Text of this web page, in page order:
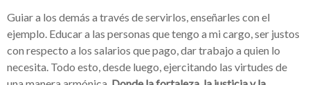
Guiar a los demás a través de servirlos, enseñarles con el
ejemplo. Educar a las personas que tengo a mi cargo, ser justos
con respecto a los salarios que pago, dar trabajo a quien lo
necesita. Todo esto, desde luego, ejercitando las virtudes de